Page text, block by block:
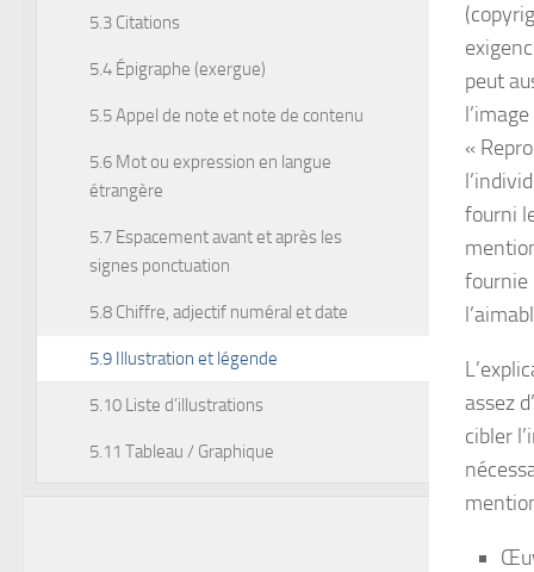
peut
«
fourni
fournie
assez
cibler
5.3 Citations
5.4 Épigraphe (exergue)
5.5 Appel de note et note de contenu
5.6 Mot ou expression en langue
étrangère
5.7 Espacement avant et après les
signes ponctuation
5.8 Chiffre, adjectif numéral et date
5.9 Illustration et légende
5.10 Liste d’illustrations
5.11 Tableau / Graphique